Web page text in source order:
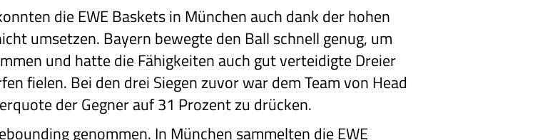
die EWE Baskets in München auch dank der hohen
umsetzen. Bayern bewegte den Ball schnell genug, um
und hatte die Fähigkeiten auch gut verteidigte Dreier
fielen. Bei den drei Siegen zuvor war dem Team von Head
der Gegner auf 31 Prozent zu drücken.
genommen. In München sammelten die EWE